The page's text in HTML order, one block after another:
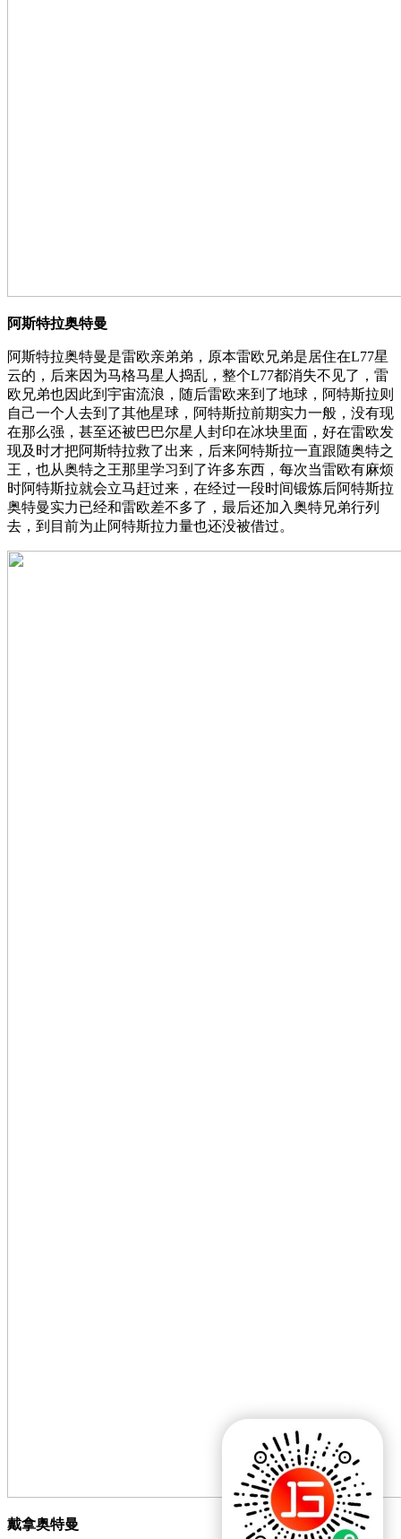
阿斯特拉奥特曼
阿斯特拉奥特曼是雷欧亲弟弟，原本雷欧兄弟是居住在L77星
云的，后来因为马格马星人捣乱，整个L77都消失不见了，雷
欧兄弟也因此到宇宙流浪，随后雷欧来到了地球，阿特斯拉则
自己一个人去到了其他星球，阿特斯拉前期实力一般，没有现
在那么强，甚至还被巴巴尔星人封印在冰块里面，好在雷欧发
现及时才把阿斯特拉救了出来，后来阿特斯拉一直跟随奥特之
王，也从奥特之王那里学习到了许多东西，每次当雷欧有麻烦
时阿特斯拉就会立马赶过来，在经过一段时间锻炼后阿特斯拉
奥特曼实力已经和雷欧差不多了，最后还加入奥特兄弟行列
去，到目前为止阿特斯拉力量也还没被借过。
戴拿奥特曼